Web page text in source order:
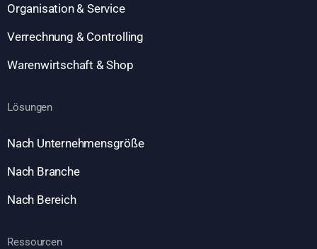
Organisation & Service
Verrechnung & Controlling
Warenwirtschaft & Shop
Lösungen
Nach Unternehmensgröße
Nach Branche
Nach Bereich
Ressourcen